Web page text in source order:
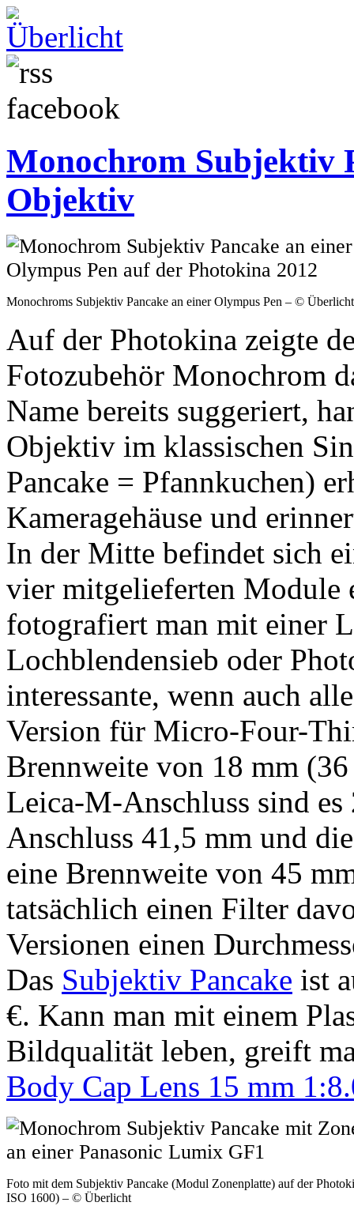
Monochrom Subjektiv
Objektiv
Monochroms Subjektiv Pancake an einer Olympus Pen – © Überlicht
Auf der Photokina zeigte
Fotozubehör Monochrom
Name bereits suggeriert,
Objektiv im klassischen
Pancake = Pfannkuchen)
Kameragehäuse und
In der Mitte befindet sich
vier mitgelieferten Module
fotografiert man mit einer
Lochblendensieb oder
interessante, wenn auch
Version für Micro-Four-
Brennweite von 18 mm
Leica-M-Anschluss sind
Anschluss 41,5 mm und
eine Brennweite von 45
tatsächlich einen Filter
Versionen einen
Das Subjektiv Pancake ist
€. Kann man mit einem
Bildqualität leben, greift
Body Cap Lens 15 mm
Foto mit dem Subjektiv Pancake (Modul Zonenplatte) auf der
ISO 1600) – © Überlicht